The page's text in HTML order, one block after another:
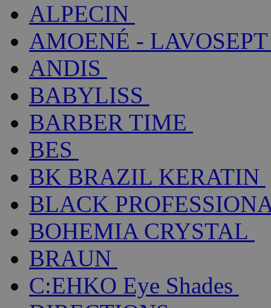
ALPECIN
AMOENÉ - LAVOSEPT
ANDIS
BABYLISS
BARBER TIME
BES
BK BRAZIL KERATIN
BLACK
BOHEMIA CRYSTAL
BRAUN
C:EHKO Eye Shades